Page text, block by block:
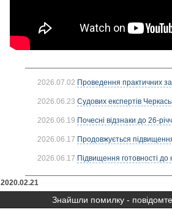
2026.07.02 Проведення практичних
2026.06.23 Судових експертів
2026.06.19 Почесні відзнаки до 26-
2026.06.17 Продовжується
2026.06.17 Підвищення готовності до
2020.02.21
Знайшли помилку - повідомте